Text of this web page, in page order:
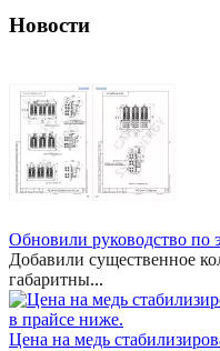
Новости
Обновили руководство по
Добавили существенное
габаритны...
Цена на медь